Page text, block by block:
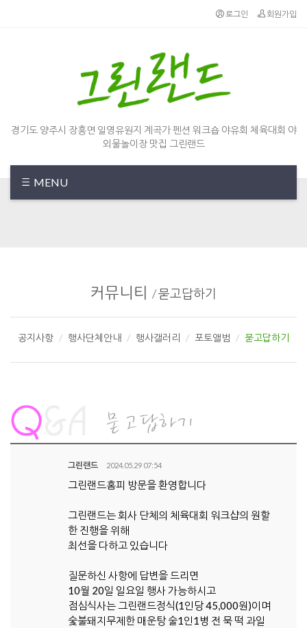
로그인 회원가입
경기도 양주시 장흥면 일영유원지 계곡가 펜션 워크숍 야유회 체육대회 야
외물놀이장 맛집 그린랜드
MENU
커뮤니티 /묻고답하기
공지사항 행사단체안내 행사갤러리 포토앨범 묻고답하기
그린랜드 2024.05.29 07:54
그린랜드홈피 방문을 환영합니다
그린랜드는 회사 단체의 체육대회 워크샵의 원할
한 진행을 위해
최선을 다하고 있습니다
질문하신 사항에 답변을 드리면
10월 20일 일요일 행사 가능하시고
점심식사는 그린랜드정식(1인당 45,000원)이며
숯불돼지무제한 매운탕 술1인1병 전 묵 떡 과일